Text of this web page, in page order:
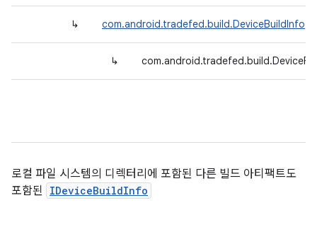
↳ com.android.tradefed.build.DeviceBuildInfo
↳
로컬 파일 시스템의 디렉터리에 포함된 다른 빌드 아티팩트도
포함된 IDeviceBuildInfo